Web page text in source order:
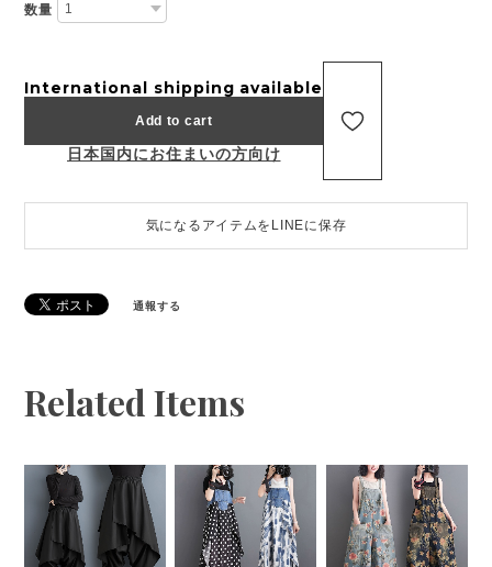
数量
International shipping available
Add to cart
日本国内にお住まいの方向け
気になるアイテムをLINEに保存
通報する
Related Items